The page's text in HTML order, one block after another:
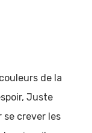
de la
Juste
se crever les